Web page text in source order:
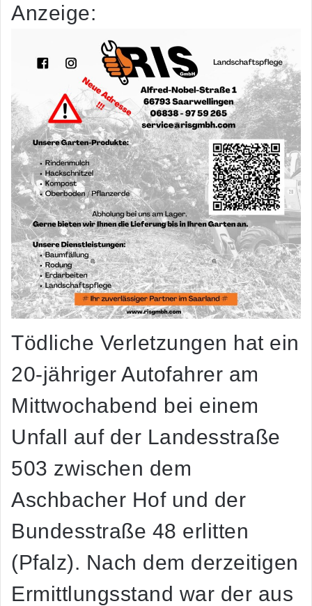
Anzeige:
Tödliche Verletzungen hat ein
20-jähriger Autofahrer am
Mittwochabend bei einem
Unfall auf der Landesstraße
503 zwischen dem
Aschbacher Hof und der
Bundesstraße 48 erlitten
(Pfalz). Nach dem derzeitigen
Ermittlungsstand war der aus